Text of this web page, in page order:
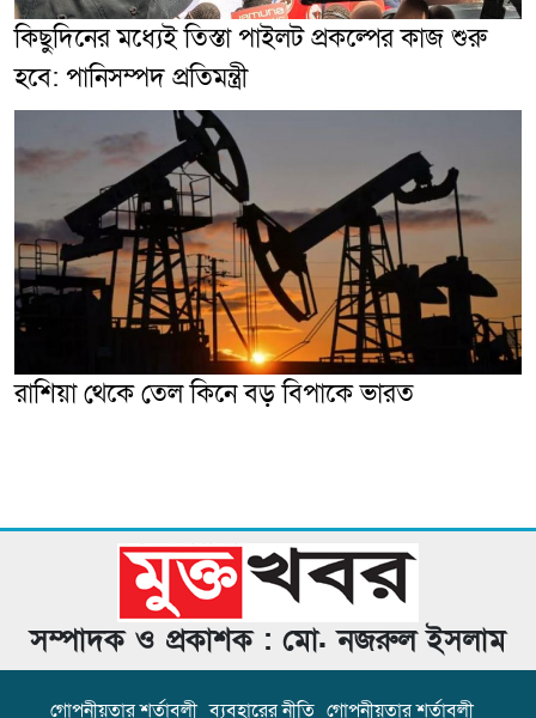
কিছুদিনের মধ্যেই তিস্তা পাইলট প্রকল্পের কাজ শুরু
হবে: পানিসম্পদ প্রতিমন্ত্রী
রাশিয়া থেকে তেল কিনে বড় বিপাকে ভারত
সম্পাদক ও প্রকাশক : মো. নজরুল ইসলাম
গোপনীয়তার শর্তাবলী ব্যবহারের নীতি গোপনীয়তার শর্তাবলী